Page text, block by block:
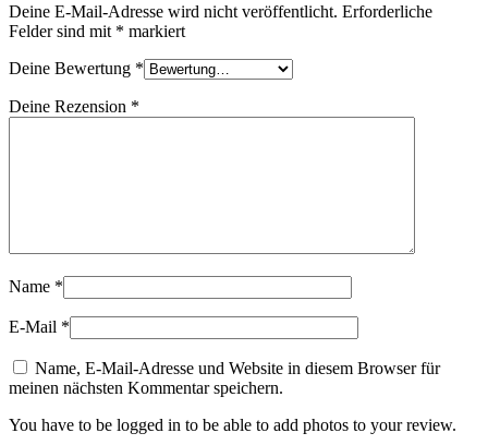
Deine E-Mail-Adresse wird nicht veröffentlicht. Erforderliche
Felder sind mit * markiert
Deine Bewertung *
Deine Rezension *
Name *
E-Mail *
Name, E-Mail-Adresse und Website in diesem Browser für
meinen nächsten Kommentar speichern.
You have to be logged in to be able to add photos to your review.